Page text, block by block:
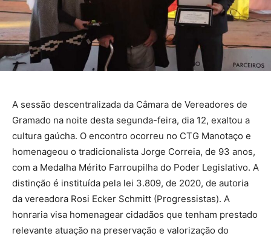
A sessão descentralizada da Câmara de Vereadores de
Gramado na noite desta segunda-feira, dia 12, exaltou a
cultura gaúcha. O encontro ocorreu no CTG Manotaço e
homenageou o tradicionalista Jorge Correia, de 93 anos,
com a Medalha Mérito Farroupilha do Poder Legislativo. A
distinção é instituída pela lei 3.809, de 2020, de autoria
da vereadora Rosi Ecker Schmitt (Progressistas). A
honraria visa homenagear cidadãos que tenham prestado
relevante atuação na preservação e valorização do